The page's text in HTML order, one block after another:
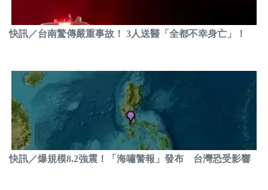
快訊／台南驚傳嚴重事故！ 3人送醫「全都不幸身亡」！
快訊／爆規模8.2強震！「海嘯警報」發布 台灣恐受影響